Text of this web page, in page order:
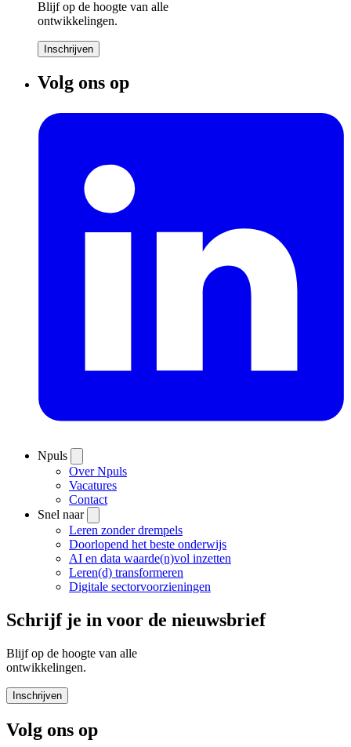
Blijf op de hoogte van alle
ontwikkelingen.
Inschrijven
Volg ons op
Npuls
Over Npuls
Vacatures
Contact
Snel naar
Leren zonder drempels
Doorlopend het beste onderwijs
AI en data waarde(n)vol inzetten
Leren(d) transformeren
Digitale sectorvoorzieningen
Schrijf je in voor de nieuwsbrief
Blijf op de hoogte van alle
ontwikkelingen.
Inschrijven
Volg ons op